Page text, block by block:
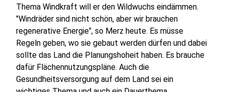
Thema Windkraft will er den Wildwuchs eindämmen.
"Windräder sind nicht schön, aber wir brauchen
regenerative Energie", so Merz heute. Es müsse
Regeln geben, wo sie gebaut werden dürfen und dabei
sollte das Land die Planungshoheit haben. Es brauche
dafür Flächennutzungspläne. Auch die
Gesundheitsversorgung auf dem Land sei ein